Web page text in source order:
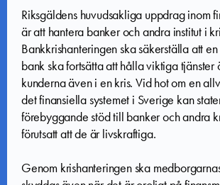
Riksgäldens huvudsakliga uppdrag inom
är att hantera banker och andra institut i
Bankkrishanteringen ska säkerställa att
bank ska fortsätta att hålla viktiga tjänster
kunderna även i en kris. Vid hot om en
det finansiella systemet i Sverige kan
förebyggande stöd till banker och andra
förutsatt att de är livskraftiga.
Genom krishanteringen ska